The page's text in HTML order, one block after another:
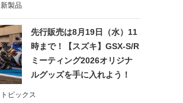
新製品
先行販売は8月19日（水）11
時まで！【スズキ】GSX-S/R
ミーティング2026オリジナ
ルグッズを手に入れよう！
トピックス